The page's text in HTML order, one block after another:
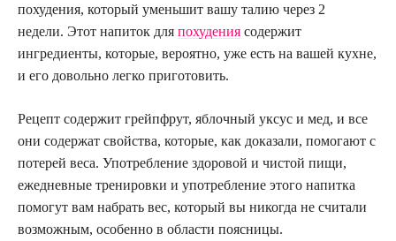
похудения, который уменьшит вашу талию через 2
недели. Этот напиток для похудения содержит
ингредиенты, которые, вероятно, уже есть на вашей кухне,
и его довольно легко приготовить.
Рецепт содержит грейпфрут, яблочный уксус и мед, и все
они содержат свойства, которые, как доказали, помогают с
потерей веса. Употребление здоровой и чистой пищи,
ежедневные тренировки и употребление этого напитка
помогут вам набрать вес, который вы никогда не считали
возможным, особенно в области поясницы.